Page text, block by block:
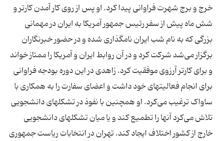
خرج و برج شهرت فراوانی پیدا کرد. او پس از روی کار آمدن کارتر و
شش ماه پیش از سفر رئیس جمهور آمریکا به ایران در مهمانی
بزرگی که به نام شب ایران نامگذاری شده و در حضور خبرنگاران
برگزار می‌شد شرکت کرد و در آن روابط ایران و آمریکا را ممتاز خواند
و برای کارتر آرزوی موفقیت کرد. زاهدی در این دوره بودجه فراوانی
برای انجام فعالیتهای خود داشت و اعضای سفارت را به همکاری با
ساواک ترغیب می‌کرد. او همچنین با نفوذ در تشکلهای دانشجویی
تلاش می‌کرد آنها را تطمیع کند و یا میان تشکلهای دانشجویی
خارج از کشور اختلاف ایجاد کند. تهران در انتخابات ریاست جمهوری